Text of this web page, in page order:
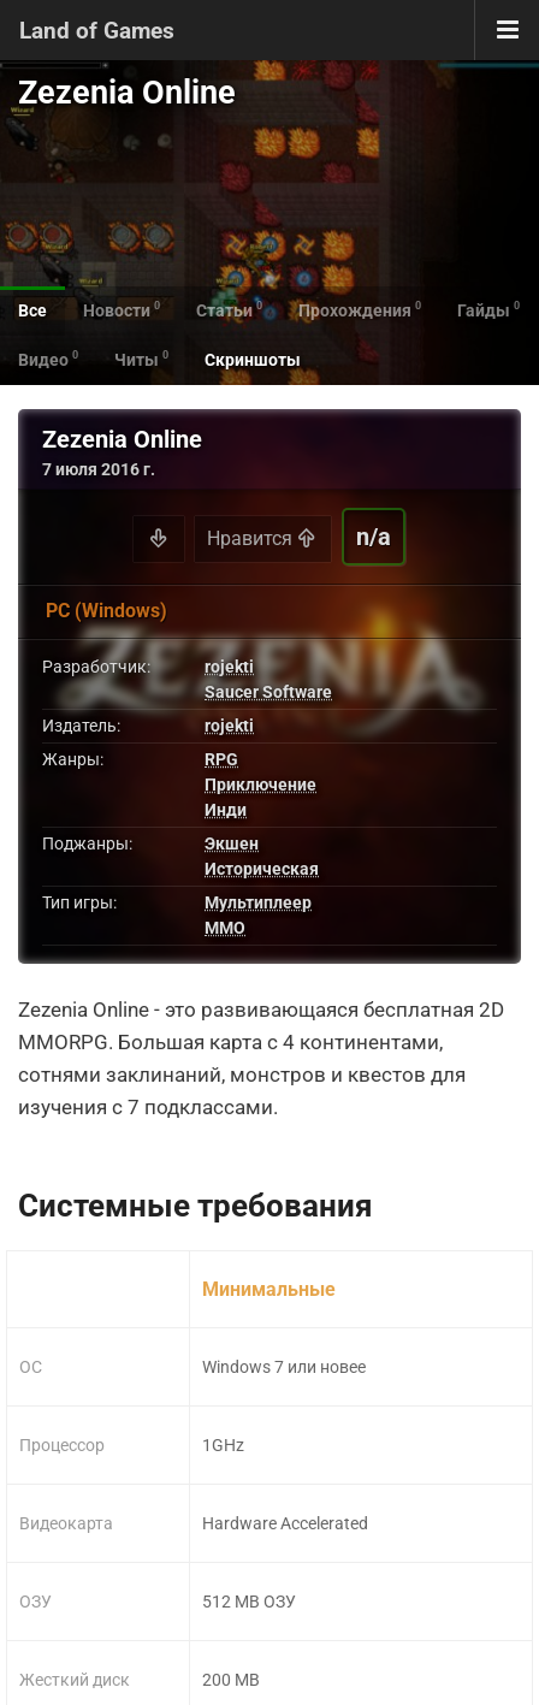
Land of Games
Zezenia Online
Все Новости 0 Статьи 0 Прохождения 0 Гайды 0
Видео 0 Читы 0 Скриншоты
Zezenia Online
7 июля 2016 г.
Нравится n/a
PC (Windows)
Разработчик:
rojekti
Saucer Software
Издатель:
rojekti
Жанры:
RPG
Приключение
Инди
Поджанры:
Экшен
Историческая
Тип игры:
Мультиплеер
MMO
Zezenia Online - это развивающаяся бесплатная 2D
MMORPG. Большая карта с 4 континентами,
сотнями заклинаний, монстров и квестов для
изучения с 7 подклассами.
Системные требования
ОС
Процессор
Видеокарта
ОЗУ
Жесткий диск
Минимальные
Windows 7 или новее
1GHz
Hardware Accelerated
512 MB ОЗУ
200 MB